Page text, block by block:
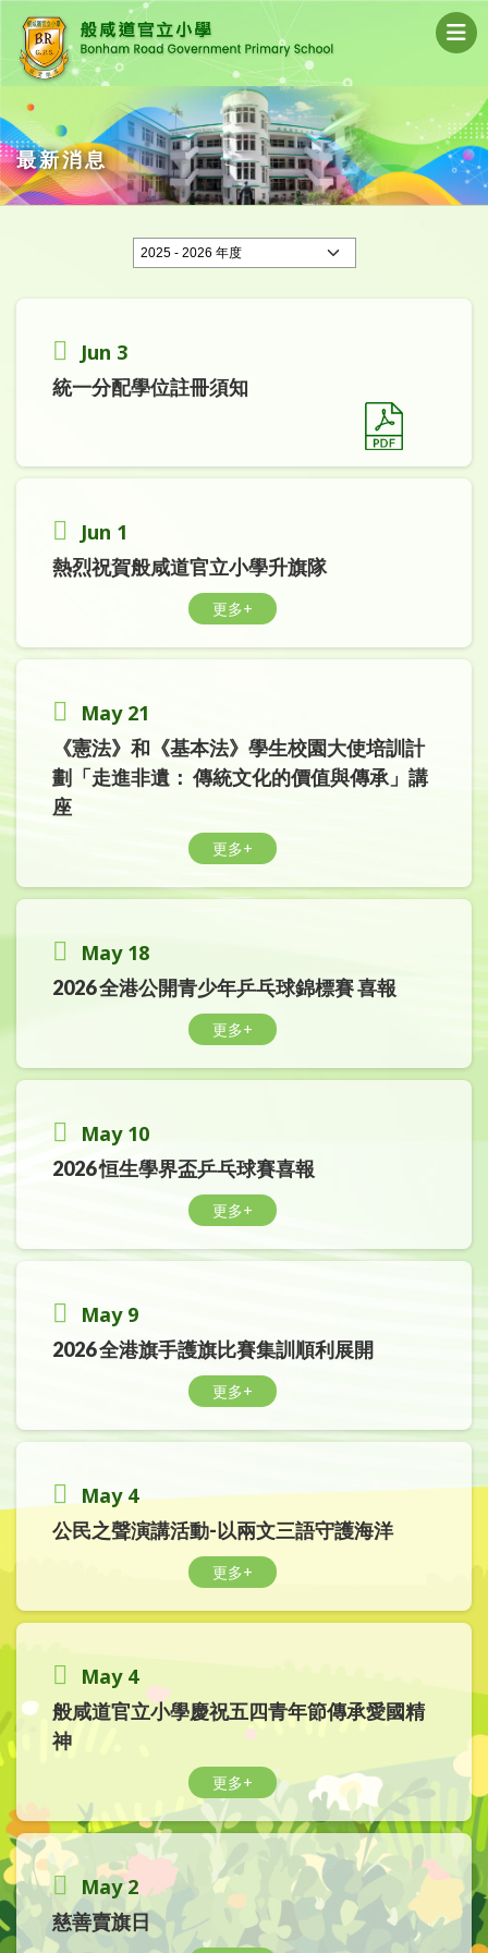
最新消息
Jun 3
統一分配學位註冊須知
Jun 1
熱烈祝賀般咸道官立小學升旗隊
更多+
May 21
《憲法》和《基本法》學生校園大使培訓計
劃「走進非遺： 傳統文化的價值與傳承」講
座
更多+
May 18
2026 全港公開青少年乒乓球錦標賽 喜報
更多+
May 10
2026 恒生學界盃乒乓球賽喜報
更多+
May 9
2026 全港旗手護旗比賽集訓順利展開
更多+
May 4
公民之聲演講活動-以兩文三語守護海洋
更多+
May 4
般咸道官立小學慶祝五四青年節傳承愛國精
神
更多+
May 2
慈善賣旗日